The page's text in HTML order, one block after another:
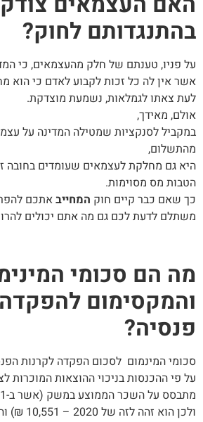
בהתנגדותם לחוק?
על פניו, טענתם של חלק מהעצמאים, כי
אשר אין לה כל זכות לקבוע לאדם כי הוא
לעת צאתו לגמלאות, נשמעת מוצדקת.
אולם, מאידך,
במקביל לסנקציות שמטילה המדינה על
מהתשלום,
היא גם מחלקת לעצמאים שעומדים בחובה
הטבות מס מסוימות.
כך שאם כבר קיים חוק המחייבאתכם
משתלם לדעת לכם גם מה אתם יכולים
מה הם סכומי
והמקסימום
פנסיה?
סכומי המינמום לסכום הפקדה לקרנות
על פי ההכנסות בניכוי ההוצאות המוכרות
מתבסס על השכר הממוצע במשק (אשר ב-2021 הוקפא,
ולכן הוא זהה לזה של 2020 – 10,551 ₪) והוא מתחלק למדרגות: